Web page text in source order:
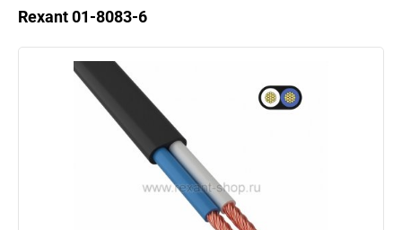
Rexant 01-8083-6